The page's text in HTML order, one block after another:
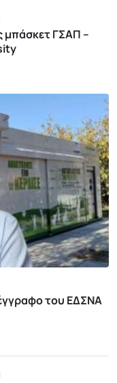
μπάσκετ ΓΣΑΠ –
του ΕΔΣΝΑ